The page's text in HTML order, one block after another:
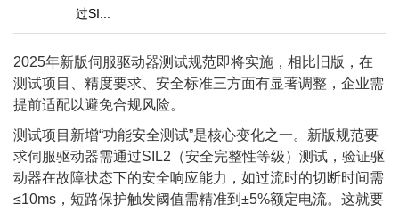
过SI...
2025年新版伺服驱动器测试规范即将实施，相比旧版，在
测试项目、精度要求、安全标准三方面有显著调整，企业需
提前适配以避免合规风险。
测试项目新增“功能安全测试”是核心变化之一。新版规范要
求伺服驱动器需通过SIL2（安全完整性等级）测试，验证驱
动器在故障状态下的安全响应能力，如过流时的切断时间需
≤10ms，短路保护触发阈值需精准到±5%额定电流。这就要